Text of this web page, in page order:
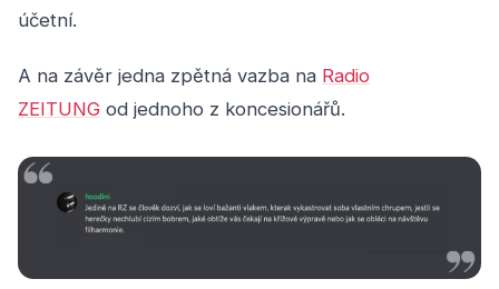
účetní.
A na závěr jedna zpětná vazba na Radio
ZEITUNG od jednoho z koncesionářů.